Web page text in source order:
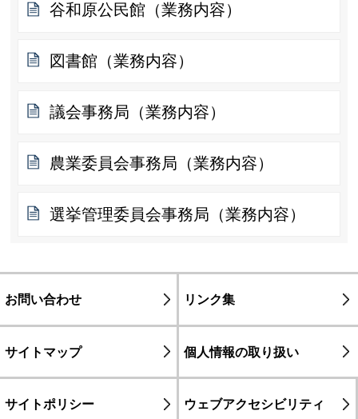
谷和原公民館（業務内容）
図書館（業務内容）
議会事務局（業務内容）
農業委員会事務局（業務内容）
選挙管理委員会事務局（業務内容）
お問い合わせ リンク集
サイトマップ 個人情報の取り扱い
サイトポリシー ウェブアクセシビリティ